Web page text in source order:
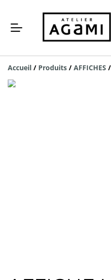
Accueil / Produits / AFFICHES /